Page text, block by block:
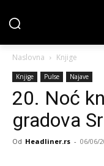
Naslovna Knjige
Knjige Pulse Najave
20. Noć
gradova
Od Headliner.rs - 06/06/